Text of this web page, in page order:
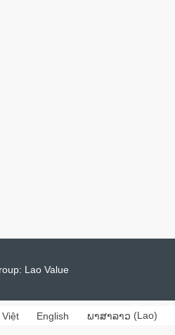
Lao Value
English ພາສາລາວ (Lao)